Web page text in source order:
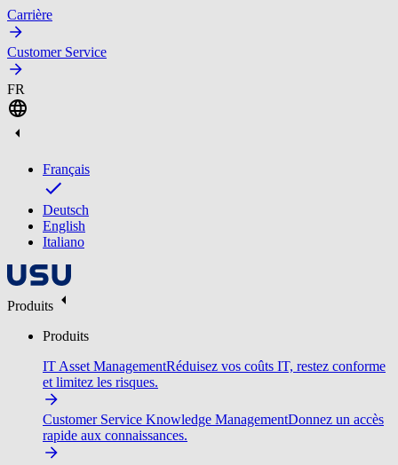
Carrière
Customer Service
FR
Français
Deutsch
English
Italiano
Produits
Produits
IT Asset ManagementRéduisez vos coûts IT, restez conforme
et limitez les risques.
Customer Service Knowledge ManagementDonnez un accès
rapide aux connaissances.